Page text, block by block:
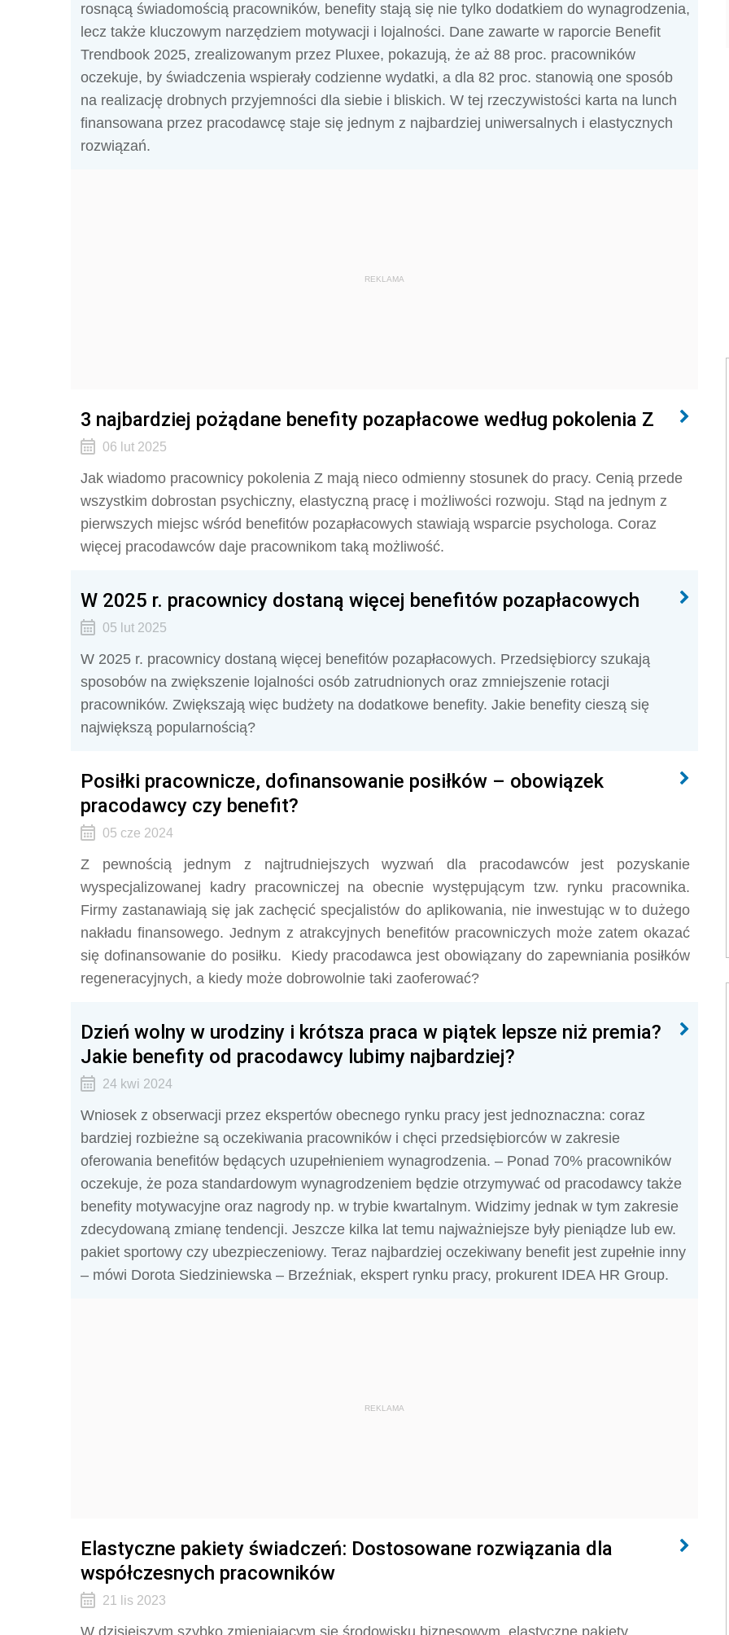
rosnącą świadomością pracowników, benefity stają się nie tylko dodatkiem do wynagrodzenia,
lecz także kluczowym narzędziem motywacji i lojalności. Dane zawarte w raporcie Benefit
Trendbook 2025, zrealizowanym przez Pluxee, pokazują, że aż 88 proc. pracowników
oczekuje, by świadczenia wspierały codzienne wydatki, a dla 82 proc. stanowią one sposób
na realizację drobnych przyjemności dla siebie i bliskich. W tej rzeczywistości karta na lunch
finansowana przez pracodawcę staje się jednym z najbardziej uniwersalnych i elastycznych
rozwiązań.
REKLAMA
3 najbardziej pożądane benefity pozapłacowe według pokolenia Z
06 lut 2025
Jak wiadomo pracownicy pokolenia Z mają nieco odmienny stosunek do pracy. Cenią przede
wszystkim dobrostan psychiczny, elastyczną pracę i możliwości rozwoju. Stąd na jednym z
pierwszych miejsc wśród benefitów pozapłacowych stawiają wsparcie psychologa. Coraz
więcej pracodawców daje pracownikom taką możliwość.
W 2025 r. pracownicy dostaną więcej benefitów pozapłacowych
05 lut 2025
W 2025 r. pracownicy dostaną więcej benefitów pozapłacowych. Przedsiębiorcy szukają
sposobów na zwiększenie lojalności osób zatrudnionych oraz zmniejszenie rotacji
pracowników. Zwiększają więc budżety na dodatkowe benefity. Jakie benefity cieszą się
największą popularnością?
Posiłki pracownicze, dofinansowanie posiłków – obowiązek
pracodawcy czy benefit?
05 cze 2024
Z pewnością jednym z najtrudniejszych wyzwań dla pracodawców jest pozyskanie
wyspecjalizowanej kadry pracowniczej na obecnie występującym tzw. rynku pracownika.
Firmy zastanawiają się jak zachęcić specjalistów do aplikowania, nie inwestując w to dużego
nakładu finansowego. Jednym z atrakcyjnych benefitów pracowniczych może zatem okazać
się dofinansowanie do posiłku. Kiedy pracodawca jest obowiązany do zapewniania posiłków
regeneracyjnych, a kiedy może dobrowolnie taki zaoferować?
Dzień wolny w urodziny i krótsza praca w piątek lepsze niż premia?
Jakie benefity od pracodawcy lubimy najbardziej?
24 kwi 2024
Wniosek z obserwacji przez ekspertów obecnego rynku pracy jest jednoznaczna: coraz
bardziej rozbieżne są oczekiwania pracowników i chęci przedsiębiorców w zakresie
oferowania benefitów będących uzupełnieniem wynagrodzenia. – Ponad 70% pracowników
oczekuje, że poza standardowym wynagrodzeniem będzie otrzymywać od pracodawcy także
benefity motywacyjne oraz nagrody np. w trybie kwartalnym. Widzimy jednak w tym zakresie
zdecydowaną zmianę tendencji. Jeszcze kilka lat temu najważniejsze były pieniądze lub ew.
pakiet sportowy czy ubezpieczeniowy. Teraz najbardziej oczekiwany benefit jest zupełnie inny
– mówi Dorota Siedziniewska – Brzeźniak, ekspert rynku pracy, prokurent IDEA HR Group.
REKLAMA
Elastyczne pakiety świadczeń: Dostosowane rozwiązania dla
współczesnych pracowników
21 lis 2023
W dzisiejszym szybko zmieniającym się środowisku biznesowym, elastyczne pakiety